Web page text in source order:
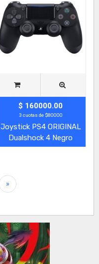
$ 160000.00
3 cuotas de $80000
Joystick PS4 ORIGINAL
Dualshock 4 Negro
»